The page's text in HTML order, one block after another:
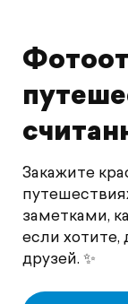
Закажите
заметками,
если
друзей. ✨